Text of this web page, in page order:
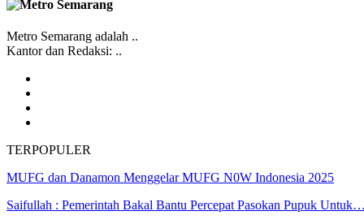
Metro Semarang adalah ..
Kantor dan Redaksi: ..
TERPOPULER
MUFG dan Danamon Menggelar MUFG N0W Indonesia 2025
Saifullah : Pemerintah Bakal Bantu Percepat Pasokan Pupuk Untuk…